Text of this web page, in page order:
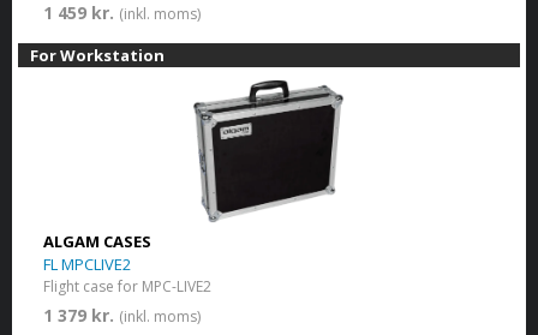
1 459 kr. (inkl. moms)
For Workstation
ALGAM CASES
FL MPCLIVE2
Flight case for MPC-LIVE2
1 379 kr. (inkl. moms)